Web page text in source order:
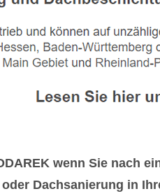
wenn Sie nach
Dachsanierung in